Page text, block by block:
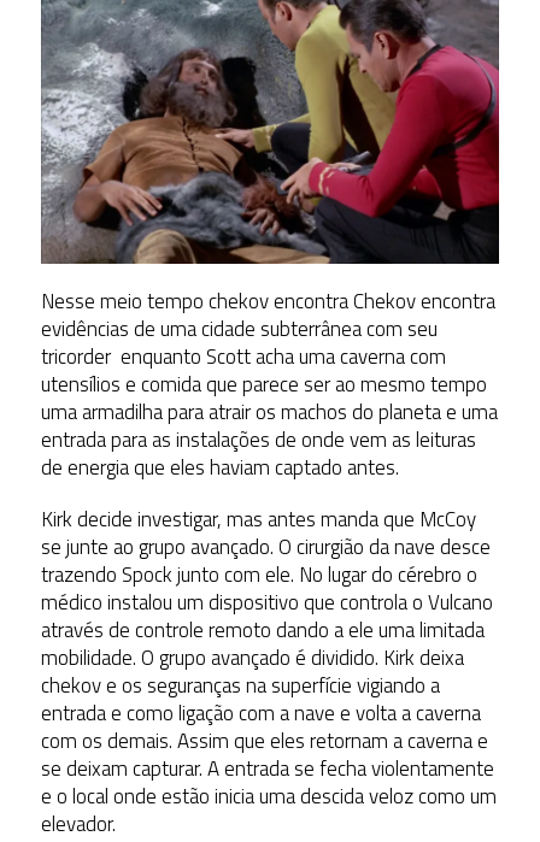
Nesse meio tempo chekov encontra Chekov encontra
evidências de uma cidade subterrânea com seu
tricorder enquanto Scott acha uma caverna com
utensílios e comida que parece ser ao mesmo tempo
uma armadilha para atrair os machos do planeta e uma
entrada para as instalações de onde vem as leituras
de energia que eles haviam captado antes.
Kirk decide investigar, mas antes manda que McCoy
se junte ao grupo avançado. O cirurgião da nave desce
trazendo Spock junto com ele. No lugar do cérebro o
médico instalou um dispositivo que controla o Vulcano
através de controle remoto dando a ele uma limitada
mobilidade. O grupo avançado é dividido. Kirk deixa
chekov e os seguranças na superfície vigiando a
entrada e como ligação com a nave e volta a caverna
com os demais. Assim que eles retornam a caverna e
se deixam capturar. A entrada se fecha violentamente
e o local onde estão inicia uma descida veloz como um
elevador.